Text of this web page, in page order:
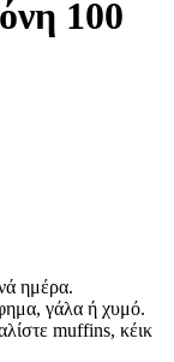
100
ημέρα.
γάλα ή χυμό.
muffins, κέικ